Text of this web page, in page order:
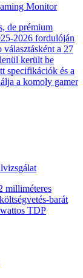
Monitor
de prémium
2026 fordulóján
a 27
került be
specifikációk és a
a komoly gamer
milliméteres
barát
TDP